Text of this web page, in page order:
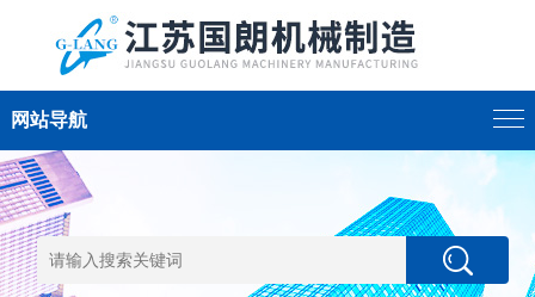
网站导航